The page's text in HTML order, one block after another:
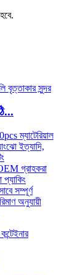
ম্যাটেরিয়াল
ইত্যাদি,
গ্রাহকরা
সম্পূর্ণ
অনুযায়ী